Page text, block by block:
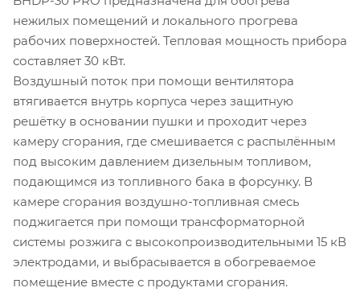
нежилых помещений и локального прогрева
рабочих поверхностей. Тепловая мощность прибора
составляет 30 кВт.
Воздушный поток при помощи вентилятора
втягивается внутрь корпуса через защитную
решётку в основании пушки и проходит через
камеру сгорания, где смешивается с распылённым
под высоким давлением дизельным топливом,
подающимся из топливного бака в форсунку. В
камере сгорания воздушно-топливная смесь
поджигается при помощи трансформаторной
системы розжига с высокопроизводительными 15 кВ
электродами, и выбрасывается в обогреваемое
помещение вместе с продуктами сгорания.